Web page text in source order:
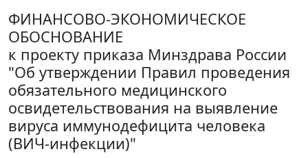
ФИНАНСОВО-ЭКОНОМИЧЕСКОЕ
ОБОСНОВАНИЕ
к проекту приказа Минздрава России
"Об утверждении Правил проведения
обязательного медицинского
освидетельствования на выявление
вируса иммунодефицита человека
(ВИЧ-инфекции)"